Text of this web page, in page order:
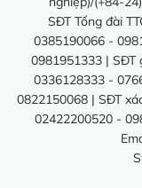
SĐT Tổng đài
0385190066 -
0981951333 | SĐT
0336128333 -
0822150068 | SĐT
02422200520 -